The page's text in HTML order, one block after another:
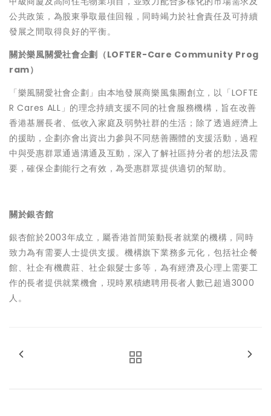
公共政策，為股東爭取最佳回報，同時竭力於社會責任及可持續
發展之間取得良好的平衡。
關於樂風關愛社會企劃（LOFTER-Care Community Prog
ram）
「樂風關愛社會企劃」由本地發展商樂風集團創立，以「LOFTE
R Cares ALL」的理念持續支援不同的社會服務機構，旨在改善
香港基層長者、低收入家庭及弱勢社群的生活；除了透過經濟上
的援助，企劃亦會出資出力參與不同慈善團體的支援活動，過程
中與受惠群眾通過溝通及互動，深入了解社區持分者的想法及需
要，確保企劃能行之有效，為受惠群眾提供適切的幫助。
關於銀杏館
銀杏館於2003年成立，屬香港首間策動長者就業的機構，同時
致力為有需要人士提供支援。機構旗下業務多元化，包括社企餐
館、社企有機農莊、社企銀髮士多等，為有經濟及心理上需要工
作的長者提供就業機會，現時累積總聘用長者人數已超過3000
人。